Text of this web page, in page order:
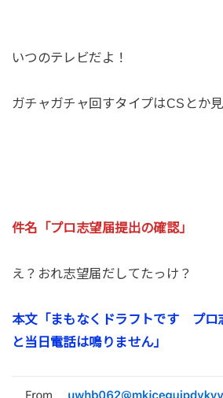
いつのテレビだよ！
ガチャガチャ回すタイプはCSとか
件名「プロ志望届提出の確認」
え？おれ志望届だしてたっけ？
本文「まもなくドラフトです プロ
と当日電話は鳴りません」